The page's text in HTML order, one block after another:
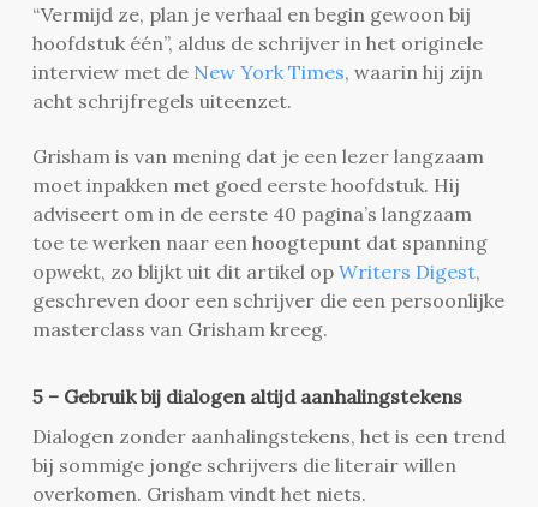
“Vermijd ze, plan je verhaal en begin gewoon bij
hoofdstuk één”, aldus de schrijver in het originele
interview met de New York Times, waarin hij zijn
acht schrijfregels uiteenzet.
Grisham is van mening dat je een lezer langzaam
moet inpakken met goed eerste hoofdstuk. Hij
adviseert om in de eerste 40 pagina’s langzaam
toe te werken naar een hoogtepunt dat spanning
opwekt, zo blijkt uit dit artikel op Writers Digest,
geschreven door een schrijver die een persoonlijke
masterclass van Grisham kreeg.
5 – Gebruik bij dialogen altijd aanhalingstekens
Dialogen zonder aanhalingstekens, het is een trend
bij sommige jonge schrijvers die literair willen
overkomen. Grisham vindt het niets.